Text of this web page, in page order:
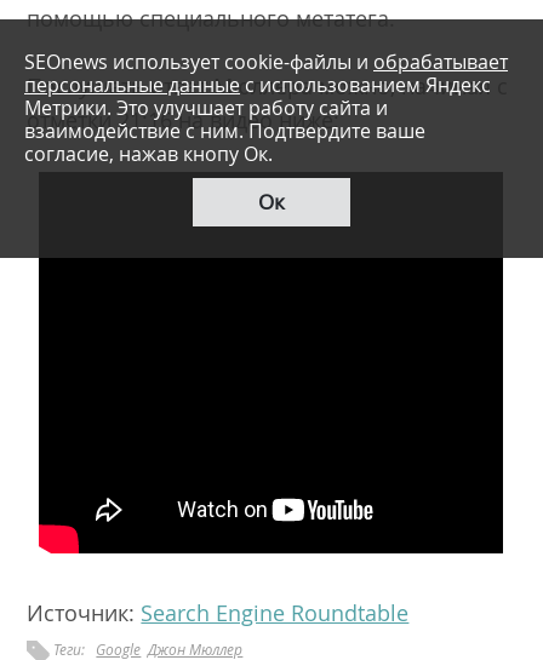
помощью специального метатега.
Послушать ответ Мюллера можно, начиная с
отметки 21:16 на видео ниже:
Источник: Search Engine Roundtable
Теги: Google Джон Мюллер
SEOnews использует cookie-файлы и обрабатывает
персональные данныес использованием Яндекс
Метрики. Это улучшает работу сайта и
взаимодействие с ним. Подтвердите ваше
согласие, нажав кнопу Ок.
Ок